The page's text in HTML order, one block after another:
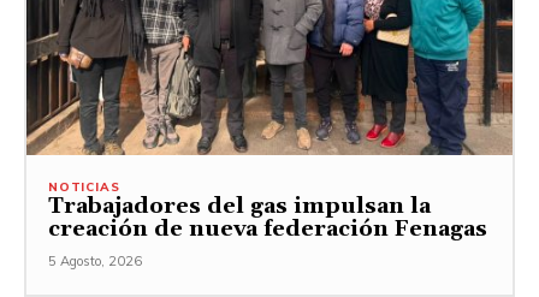
NOTICIAS
Trabajadores del gas impulsan la
creación de nueva federación Fenagas
5 Agosto, 2026